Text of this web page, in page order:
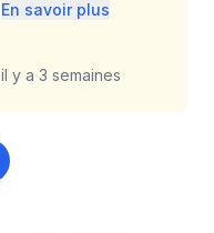
En savoir plus
il y a 3 semaines